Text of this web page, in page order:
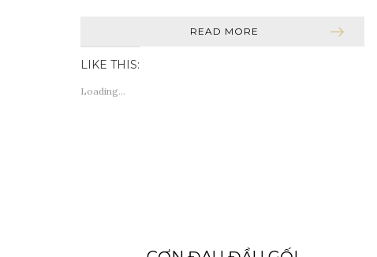
READ MORE
LIKE THIS:
Loading...